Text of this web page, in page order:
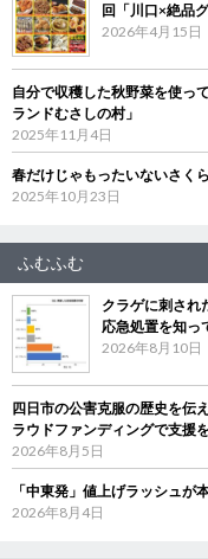
回「川口×絶品
2026年4月15日
自分で収穫した秋野菜を使っ
ランドむさしの村」
2025年11月4日
春だけじゃもったいないさく
2025年10月23日
ふむふむ
クラゲに刺さ
応急処置を知っ
2026年8月10日
四日市の公害克服の歴史を伝
ラウドファンディングで支援
2026年8月5日
「中東発」値上げラッシュ
2026年8月4日